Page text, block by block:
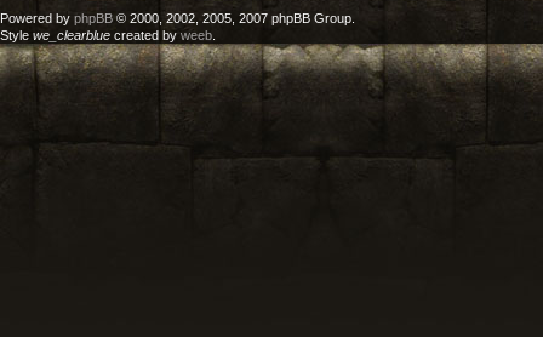
Powered by phpBB © 2000, 2002, 2005, 2007 phpBB Group.
Style we_clearblue created by weeb